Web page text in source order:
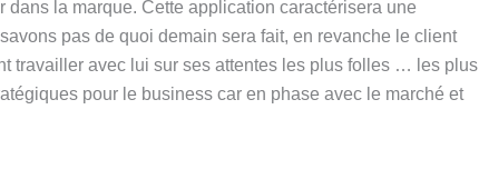
la marque. Cette application caractérisera une
pas de quoi demain sera fait, en revanche le client
travailler avec lui sur ses attentes les plus folles … les plus
pour le business car en phase avec le marché et